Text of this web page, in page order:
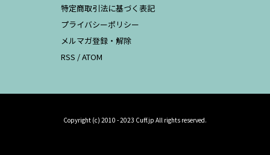
特定商取引法に基づく表記
プライバシーポリシー
メルマガ登録・解除
RSS /ATOM
Copyright (c) 2010 - 2023 Cuff.jp All rights reserved.